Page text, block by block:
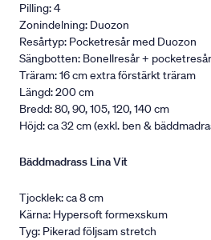
Pilling: 4
Zonindelning: Duozon
Resårtyp: Pocketresår med Duozon
Sängbotten: Bonellresår +
Träram: 16 cm extra förstärkt träram
Längd: 200 cm
Bredd: 80, 90, 105, 120, 140 cm
Höjd: ca 32 cm (exkl. ben &
Bäddmadrass Lina Vit
Tjocklek: ca 8 cm
Kärna: Hypersoft formexskum
Tyg: Pikerad följsam stretch